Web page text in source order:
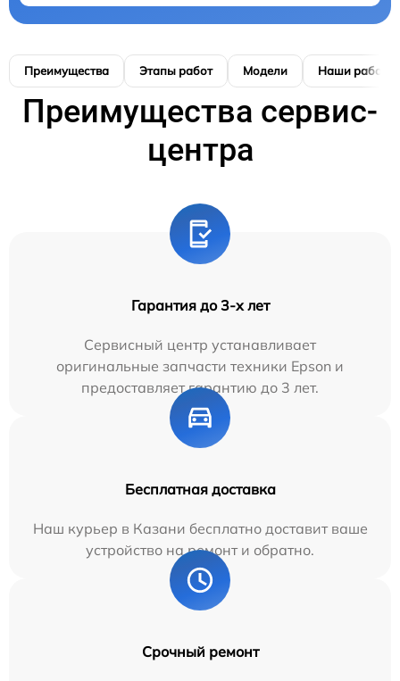
Преимущества Этапы работ Модели Наши работы
Преимущества сервис-
центра
Гарантия до 3-х лет
Сервисный центр устанавливает
оригинальные запчасти техники Epson и
предоставляет гарантию до 3 лет.
Бесплатная доставка
Наш курьер в Казани бесплатно доставит ваше
устройство на ремонт и обратно.
Срочный ремонт